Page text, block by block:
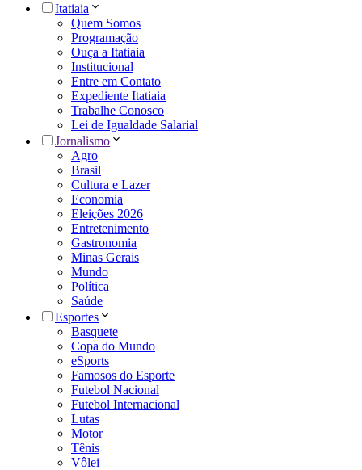
Itatiaia
Quem Somos
Programação
Ouça a Itatiaia
Institucional
Entre em Contato
Expediente Itatiaia
Trabalhe Conosco
Lei de Igualdade Salarial
Jornalismo
Agro
Brasil
Cultura e Lazer
Economia
Eleições 2026
Entretenimento
Gastronomia
Minas Gerais
Mundo
Política
Saúde
Esportes
Basquete
Copa do Mundo
eSports
Famosos do Esporte
Futebol Nacional
Futebol Internacional
Lutas
Motor
Tênis
Vôlei